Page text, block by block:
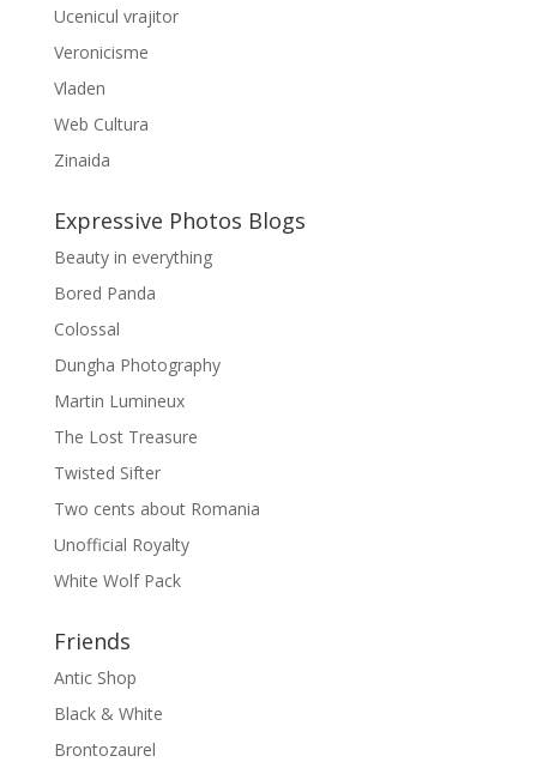
Ucenicul vrajitor
Veronicisme
Vladen
Web Cultura
Zinaida
Expressive Photos Blogs
Beauty in everything
Bored Panda
Colossal
Dungha Photography
Martin Lumineux
The Lost Treasure
Twisted Sifter
Two cents about Romania
Unofficial Royalty
White Wolf Pack
Friends
Antic Shop
Black & White
Brontozaurel